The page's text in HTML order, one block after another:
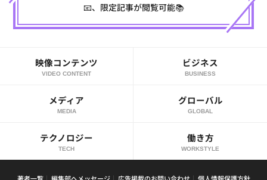
📧、限定記事が閲覧可能📚
映像コンテンツ
VIDEO CONTENT
ビジネス
BUSINESS
メディア
MEDIA
グローバル
GLOBAL
テクノロジー
TECH
働き方
WORKSTYLE